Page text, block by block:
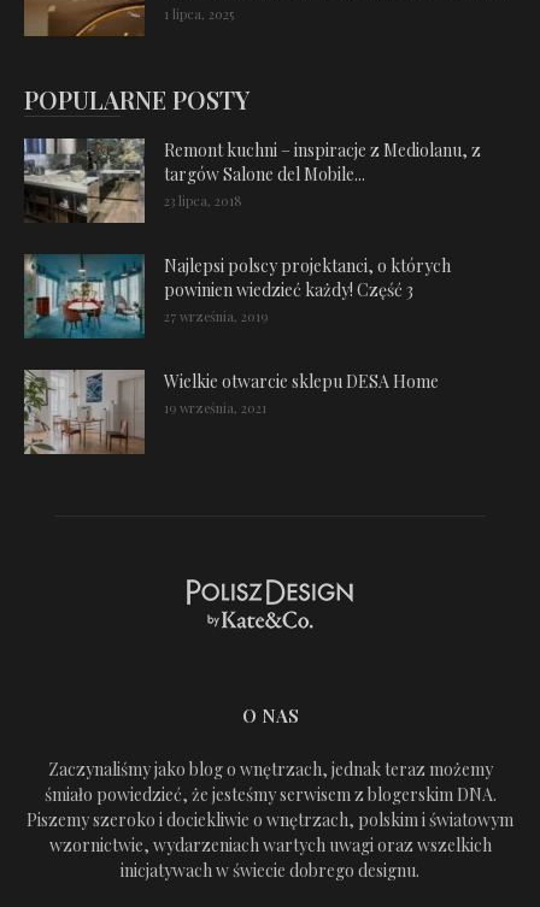
1 lipca, 2025
POPULARNE POSTY
Remont kuchni – inspiracje z Mediolanu, z
targów Salone del Mobile...
23 lipca, 2018
Najlepsi polscy projektanci, o których
powinien wiedzieć każdy! Część 3
27 września, 2019
Wielkie otwarcie sklepu DESA Home
19 września, 2021
O NAS
Zaczynaliśmy jako blog o wnętrzach, jednak teraz możemy
śmiało powiedzieć, że jesteśmy serwisem z blogerskim DNA.
Piszemy szeroko i dociekliwie o wnętrzach, polskim i światowym
wzornictwie, wydarzeniach wartych uwagi oraz wszelkich
inicjatywach w świecie dobrego designu.